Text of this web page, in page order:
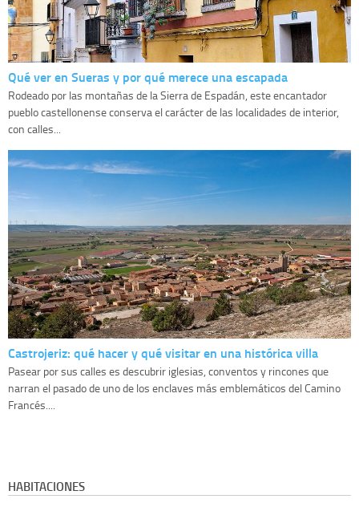
Qué ver en Sueras y por qué merece una escapada
Rodeado por las montañas de la Sierra de Espadán, este encantador
pueblo castellonense conserva el carácter de las localidades de interior,
con calles...
Castrojeriz: qué hacer y qué visitar en una histórica villa
Pasear por sus calles es descubrir iglesias, conventos y rincones que
narran el pasado de uno de los enclaves más emblemáticos del Camino
Francés....
HABITACIONES